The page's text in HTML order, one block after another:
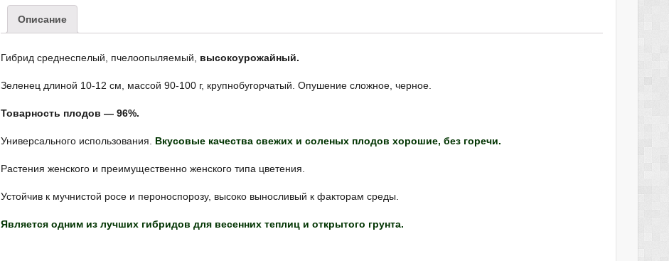
Описание
Гибрид среднеспелый, пчелоопыляемый, высокоурожайный.
Зеленец длиной 10-12 см, массой 90-100 г, крупнобугорчатый. Опушение сложное, черное.
Товарность плодов — 96%.
Универсального использования. Вкусовые качества свежих и соленых плодов хорошие, без горечи.
Растения женского и преимущественно женского типа цветения.
Устойчив к мучнистой росе и пероноспорозу, высоко выносливый к факторам среды.
Является одним из лучших гибридов для весенних теплиц и открытого грунта.